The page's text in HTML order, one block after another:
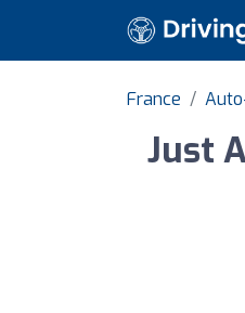
France
Just